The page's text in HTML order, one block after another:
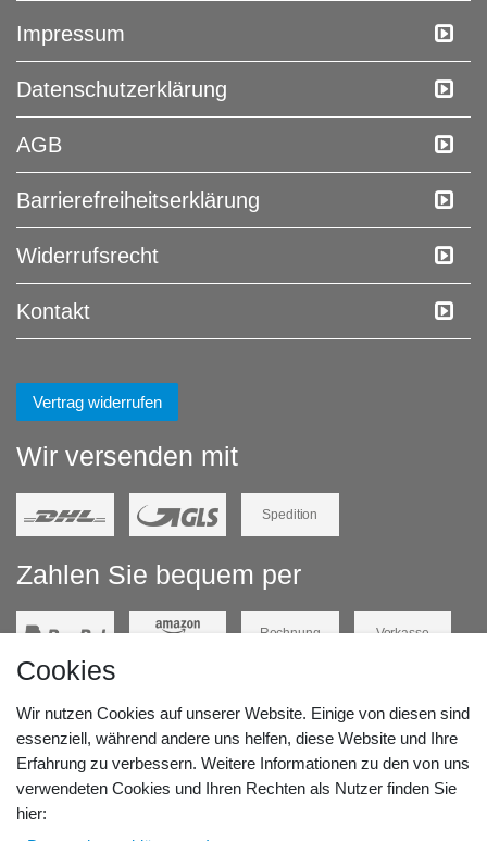
Impressum
Daten­schutz­erklärung
AGB
Barrierefreiheitserklärung
Widerrufs­recht
Kontakt
Vertrag widerrufen
Wir versenden mit
Spedition
Zahlen Sie bequem per
Rechnung Vorkasse
Unsere Lageradresse:
GeBOOTE24 - Martin Rolle & Iris Kleiner GbR
Cookies
Wir nutzen Cookies auf unserer Website. Einige von diesen sind
essenziell, während andere uns helfen, diese Website und Ihre
Erfahrung zu verbessern. Weitere Informationen zu den von uns
verwendeten Cookies und Ihren Rechten als Nutzer finden Sie
hier: